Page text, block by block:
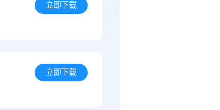
立即下载
立即下载